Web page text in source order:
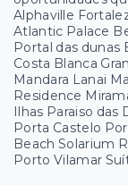
Alphaville
Atlantic Palace
Portal das dunas
Costa Blanca
Mandara Lanai
Residence
Ilhas Paraiso das
Porta Castelo
Beach Solarium
Porto Vilamar